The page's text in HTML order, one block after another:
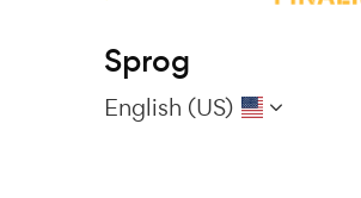
Sprog
English (US)